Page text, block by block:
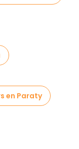
en Paraty